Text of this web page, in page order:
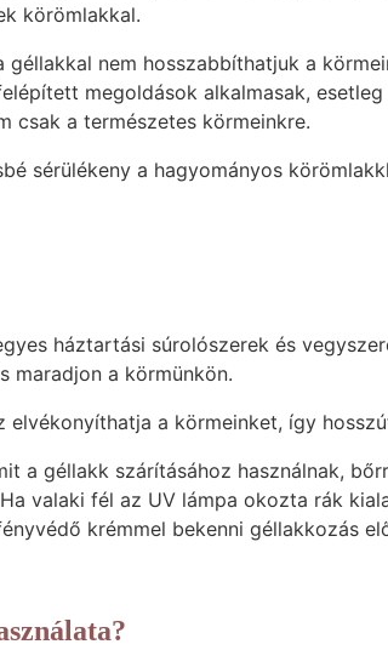
körömlakkal.
nem hosszabbíthatjuk a
megoldások alkalmasak,
csak a természetes körmeinkre.
sérülékeny a hagyományos
háztartási súrolószerek és
maradjon a körmünkön.
a körmeinket, így
a géllakk szárításához használnak,
valaki fél az UV lámpa okozta rák
krémmel bekenni géllakkozás